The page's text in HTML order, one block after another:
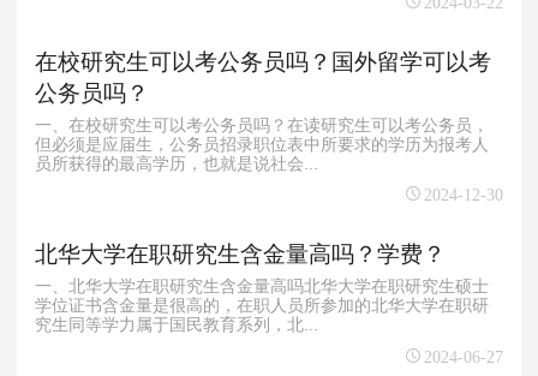
在校研究生可以考公务员吗？国外留学可以考
公务员吗？
一、在校研究生可以考公务员吗？在读研究生可以考公务员，
但必须是应届生，公务员招录职位表中所要求的学历为报考人
员所获得的最高学历，也就是说社会...
2024-12-30
北华大学在职研究生含金量高吗？学费？
一、北华大学在职研究生含金量高吗北华大学在职研究生硕士
学位证书含金量是很高的，在职人员所参加的北华大学在职研
究生同等学力属于国民教育系列，北...
2024-06-27